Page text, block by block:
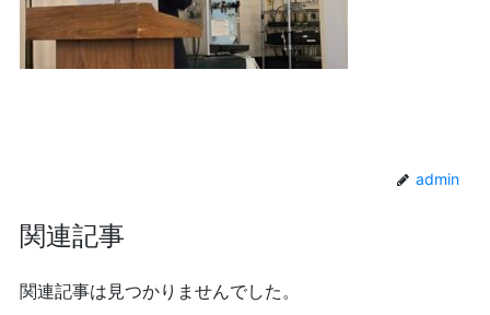
admin
関連記事
関連記事は見つかりませんでした。